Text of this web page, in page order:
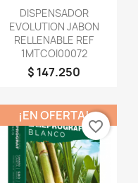
Vista rápida
DISPENSADOR
EVOLUTION JABON
RELLENABLE REF
1MTCOI00072
$ 147.250
¡EN OFERTA!
favorite_border